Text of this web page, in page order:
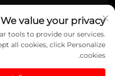
حقوق النشر © شركة تايآن للحبال
الخصوصية
المدونة
انقر لأعلى
We value your privacy
tools to provide our services.
all cookies, click Personalize
cookies.